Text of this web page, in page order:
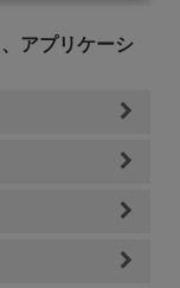
アプリケーシ